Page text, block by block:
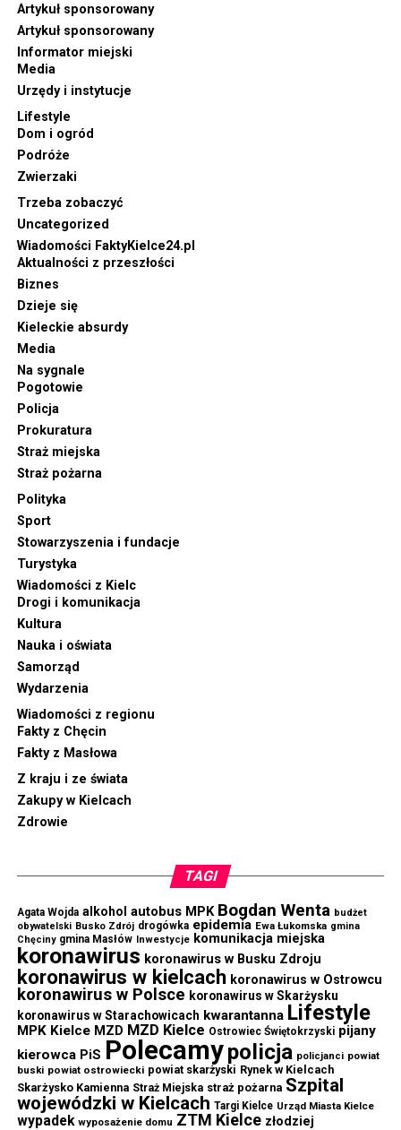
Artykuł sponsorowany
Artykuł sponsorowany
Informator miejski
Media
Urzędy i instytucje
Lifestyle
Dom i ogród
Podróże
Zwierzaki
Trzeba zobaczyć
Uncategorized
Wiadomości FaktyKielce24.pl
Aktualności z przeszłości
Biznes
Dzieje się
Kieleckie absurdy
Media
Na sygnale
Pogotowie
Policja
Prokuratura
Straż miejska
Straż pożarna
Polityka
Sport
Stowarzyszenia i fundacje
Turystyka
Wiadomości z Kielc
Drogi i komunikacja
Kultura
Nauka i oświata
Samorząd
Wydarzenia
Wiadomości z regionu
Fakty z Chęcin
Fakty z Masłowa
Z kraju i ze świata
Zakupy w Kielcach
Zdrowie
TAGI
Agata Wojda alkohol autobus MPK Bogdan Wenta budżet
obywatelski Busko Zdrój drogówka epidemia Ewa Łukomska gmina
Chęciny gmina Masłów Inwestycje komunikacja miejska
koronawirus koronawirus w Busku Zdroju
koronawirus w kielcach koronawirus w Ostrowcu
koronawirus w Polsce koronawirus w Skarżysku
koronawirus w Starachowicach kwarantanna Lifestyle
MPK Kielce MZD MZD Kielce Ostrowiec Świętokrzyski pijany
kierowca PiS Polecamypolicja policjanci powiat
buski powiat ostrowiecki powiat skarżyski Rynek w Kielcach
Skarżysko Kamienna Straż Miejska straż pożarna Szpital
wojewódzki w Kielcach Targi Kielce Urząd Miasta Kielce
wypadek wyposażenie domu ZTM Kielce złodziej